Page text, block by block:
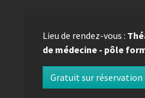
Lieu de rendez-vous :
de médecine - pôle
Gratuit sur réservation